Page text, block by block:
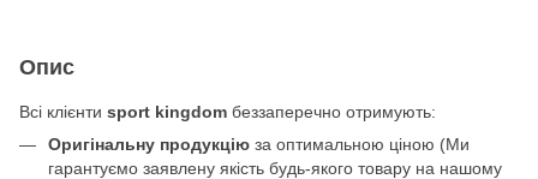
Опис
Всі клієнти sport kingdom беззаперечно отримують:
Оригінальну продукцію за оптимальною ціною (Ми
гарантуємо заявлену якість будь-якого товару на нашому